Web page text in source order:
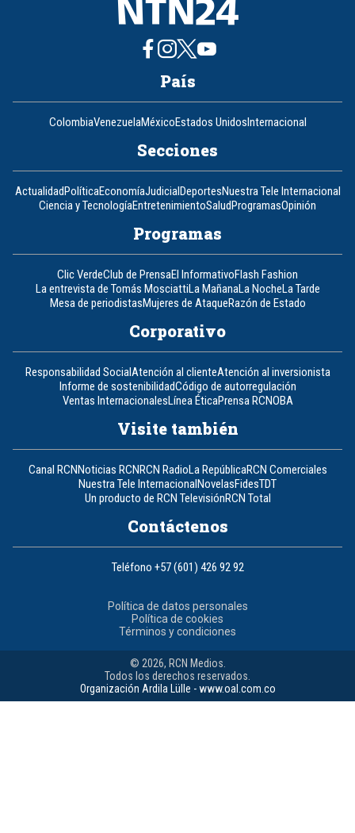
País
ColombiaVenezuelaMéxicoEstados Unidos Internacional
Secciones
Actualidad PolíticaEconomíaJudicial DeportesNuestra Tele Internacional
Ciencia y TecnologíaEntretenimientoSalud ProgramasOpinión
Programas
Clic VerdeClub de PrensaEl InformativoFlash Fashion
La entrevista de Tomás MosciattiLa MañanaLa NocheLa Tarde
Mesa de periodistasMujeres de AtaqueRazón de Estado
Corporativo
Responsabilidad SocialAtención al clienteAtención al inversionista
Informe de sostenibilidadCódigo de autorregulación
Ventas InternacionalesLínea ÉticaPrensa RCNOBA
Visite también
Canal RCN Noticias RCN RCN RadioLa RepúblicaRCN Comerciales
Nuestra Tele Internacional NovelasFidesTDT
Un producto de RCN TelevisiónRCN Total
Contáctenos
Teléfono +57 (601) 426 92 92
Política de datos personales
Política de cookies
Términos y condiciones
© 2026, RCN Medios.
Todos los derechos reservados.
Organización Ardila Lülle - www.oal.com.co